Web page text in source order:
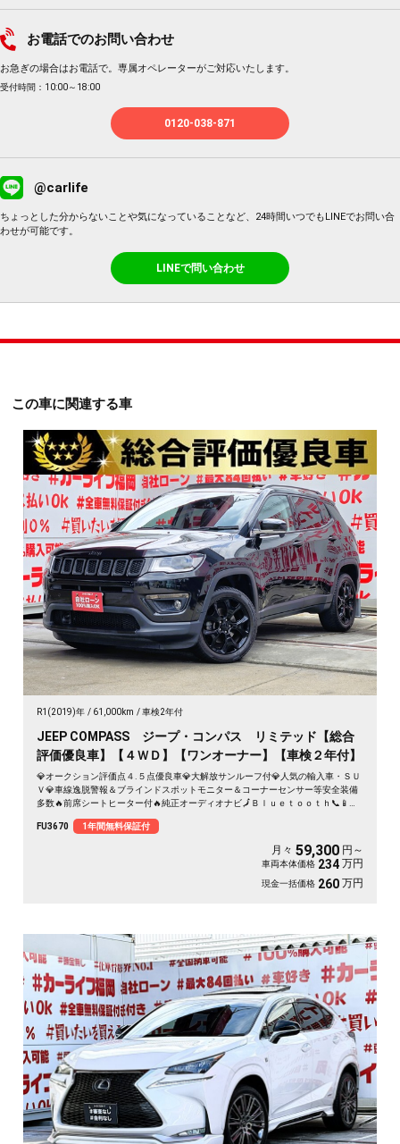
お電話でのお問い合わせ
お急ぎの場合はお電話で。専属オペレーターがご対応いたします。
受付時間：10:00～18:00
0120-038-871
@carlife
ちょっとした分からないことや気になっていることなど、24時間いつでもLINEでお問い合
わせが可能です。
LINEで問い合わせ
この車に関連する車
R1(2019)年 61,000km 車検2年付
JEEP COMPASS ジープ・コンパス リミテッド【総合
評価優良車】【４ＷＤ】【ワンオーナー】【車検２年付】
💎オークション評価点４.５点優良車💎大解放サンルーフ付💎人気の輸入車・ＳＵ
Ｖ💎車線逸脱警報＆ブラインドスポットモニター＆コーナーセンサー等安全装備
多数🔥前席シートヒーター付🔥純正オーディオナビ🗾Ｂｌｕｅｔｏｏｔｈ📞📱１
プを採用✨サイズ感バッチリのＳＵＶで女性にも大人気🎉ジープブランドの新し
FU3670 1年間無料保証付
月々 59,300 円～
車両本体価格 234 万円
現金一括価格 260 万円